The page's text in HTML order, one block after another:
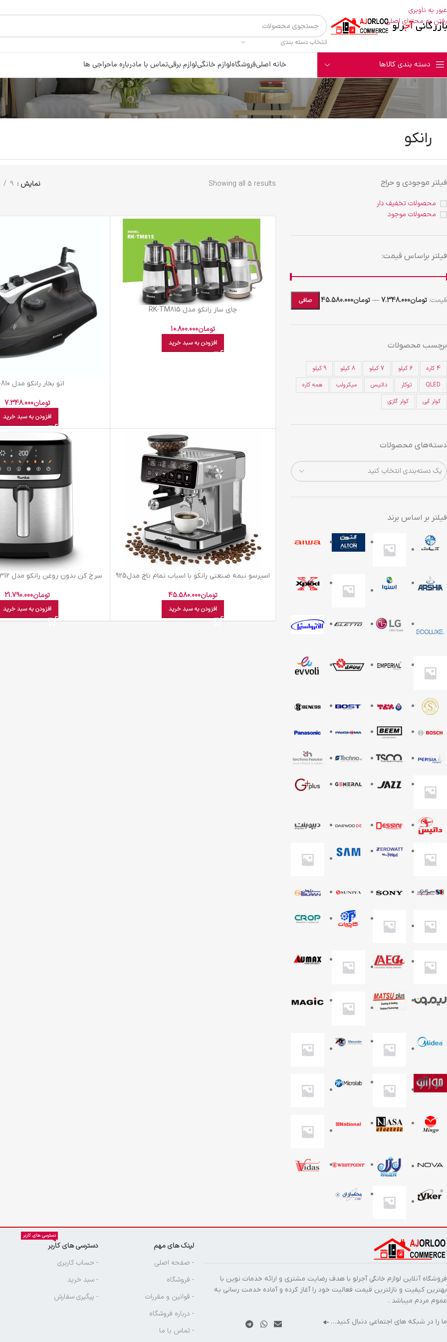
عبور به ناوبری
رفتن به محتوای اصلی
انتخاب دسته بندی
دسته بندی کالاها خانه اصلیفروشگاهلوازم خانگیلوازم برقیتماس با مادرباره ماحراجی ها
رانکو
فیلتر موجودی و حراج
محصولات تخفیف دار
محصولات موجود
فیلتر براساس قیمت:
صافی قيمت: تومان7.348.000 —تومان45.580.000
برچسب محصولات
4 کاره 6 کیلو 7 کیلو 8 کیلو
9 کیلو
QLED
توکار داتیس میکرولب
همه کاره
کولر آبی
کولر گازی
دسته‌های محصولات
یک دسته‌بندی انتخاب کنید
فیلتر بر اساس برند
Showing all 5 results نمایش 9
چای ساز رانکو مدل RK-TM815
تومان10.800.000
افزودن به سبد خرید
اتو بخار رانکو مدل RK-810
تومان7.348.000
افزودن به سبد خرید
اسپرسو نيمه صنعتي رانکو با اسياب تمام تاچ مدل925
تومان45.580.000
افزودن به سبد خرید
تومان21.790.000
افزودن به سبد خرید
فروشگاه آنلاین لوازم خانگی آجرلو با هدف رضایت مشتری و ارائه خدمات نوین با
بهترین کیفیت و نازلترین قیمت فعالیت خود را آغاز کرده و آماده خدمت رسانی به
عموم مردم میباشد .
ما را در شبکه های اجتماعی دنبال کنید…
لینک های مهم
- صفحه اصلی
- فروشگاه
- قوانین و مقررات
- درباره فروشگاه
- تماس با ما
دسترسی های کاربر
دسترسی های کاربر
- حساب کاربری
- سبد خرید
- پیگیری سفارش